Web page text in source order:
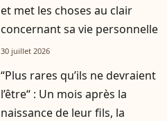
et met les choses au clair
concernant sa vie personnelle
30 juillet 2026
“Plus rares qu’ils ne devraient
l’être“ : Un mois après la
naissance de leur fils, la